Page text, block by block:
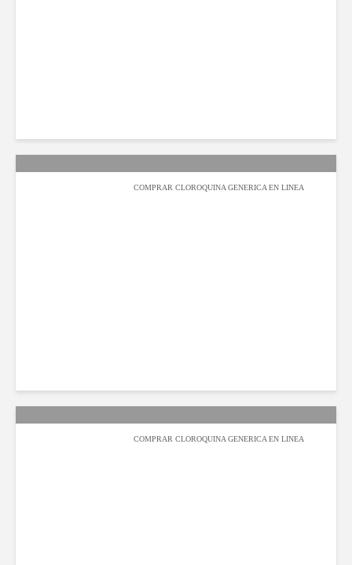
COMPRAR CLOROQUINA GENERICA EN LINEA
COMPRAR CLOROQUINA GENERICA EN LINEA